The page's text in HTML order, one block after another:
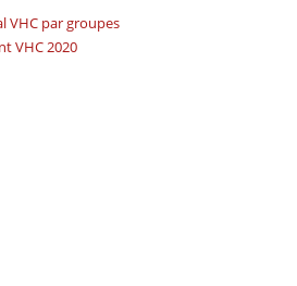
VHC par groupes
VHC 2020